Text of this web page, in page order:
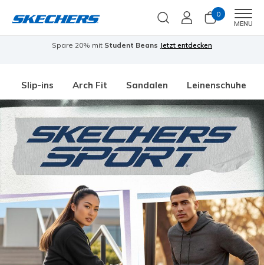
0
MENU
Spare 20% mit Student Beans Jetzt entdecken
Slip-ins Arch Fit Sandalen Leinenschuhe